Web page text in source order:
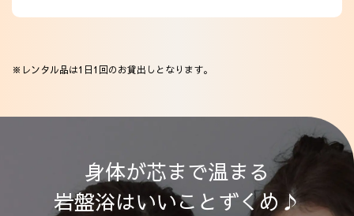
※レンタル品は1日1回のお貸出しとなります。
身体が芯まで温まる
岩盤浴はいいことずくめ♪